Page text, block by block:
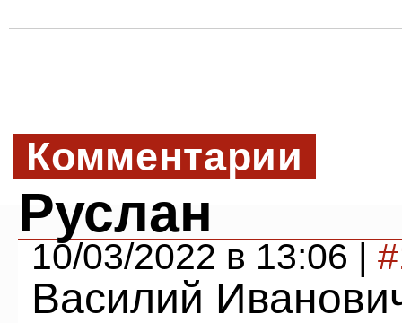
Комментарии
Руслан
10/03/2022 в 13:06 |
Василий